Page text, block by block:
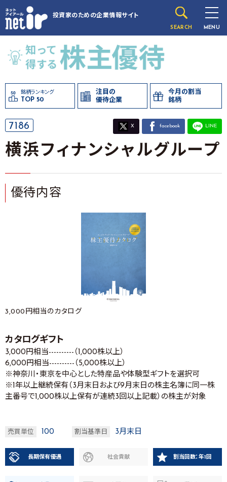
投資家のための企業情報サイト
SEARCH MENU
銘柄ランキング
TOP 50
注目の
優待企業
今月の割当
銘柄
7186 X facebook LINE
横浜フィナンシャルグループ
優待内容
3,000円相当のカタログ
カタログギフト
3,000円相当----------（1,000株以上）
6,000円相当----------（5,000株以上）
※神奈川・東京を中心とした特産品や体験型ギフトを選択可
※1年以上継続保有（3月末日および9月末日の株主名簿に同一株
主番号で1,000株以上保有が連続3回以上記載）の株主が対象
売買単位 100 割当基準日 3月末日
長期保有優遇 社会貢献 割当回数：年1回